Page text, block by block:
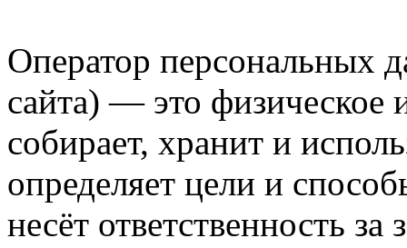
Оператор персональных
сайта) — это физическое
собирает, хранит и
определяет цели и
несёт ответственность